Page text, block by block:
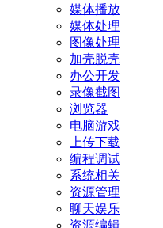
媒体播放
媒体处理
图像处理
加壳脱壳
办公开发
录像截图
浏览器
电脑游戏
上传下载
编程调试
系统相关
资源管理
聊天娱乐
资源编辑